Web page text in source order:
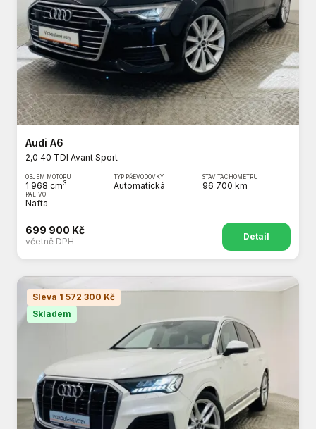
Audi A6
2,0 40 TDI Avant Sport
OBJEM MOTORU
1 968 cm3
TYP PŘEVODOVKY
Automatická
STAV TACHOMETRU
96 700 km
PALIVO
Nafta
699 900 Kč
včetně DPH Detail
Sleva 1 572 300 Kč
Skladem